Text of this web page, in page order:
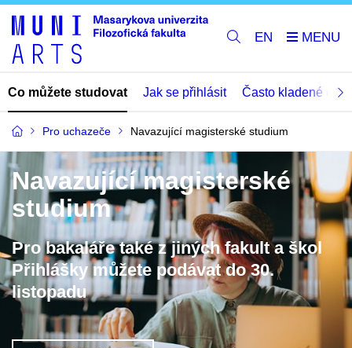
EN
Co můžete studovat Jak se přihlásit Často kladené
Pro uchazeče Navazující magisterské studium
Navazující magisterské
studium
Pro bakaláře také z jiných fakult a škol
Přihlášky můžete podávat do 30.
listopadu